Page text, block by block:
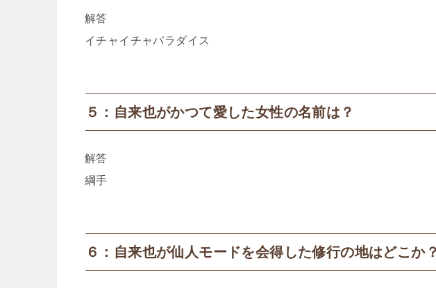
解答
イチャイチャパラダイス
５：自来也がかつて愛した女性の名前は？
解答
綱手
６：自来也が仙人モードを会得した修行の地はどこか？